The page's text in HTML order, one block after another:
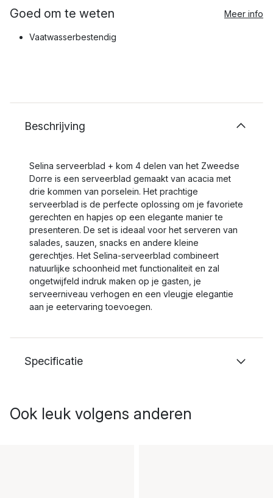
Goed om te weten Meer info
Vaatwasserbestendig
Beschrijving
Selina serveerblad + kom 4 delen van het Zweedse
Dorre is een serveerblad gemaakt van acacia met
drie kommen van porselein. Het prachtige
serveerblad is de perfecte oplossing om je favoriete
gerechten en hapjes op een elegante manier te
presenteren. De set is ideaal voor het serveren van
salades, sauzen, snacks en andere kleine
gerechtjes. Het Selina-serveerblad combineert
natuurlijke schoonheid met functionaliteit en zal
ongetwijfeld indruk maken op je gasten, je
serveerniveau verhogen en een vleugje elegantie
aan je eetervaring toevoegen.
Specificatie
Ook leuk volgens anderen